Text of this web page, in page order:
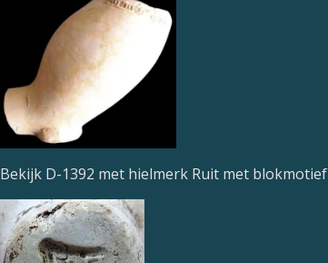
Bekijk D-1392 met hielmerk Ruit met blokmotief